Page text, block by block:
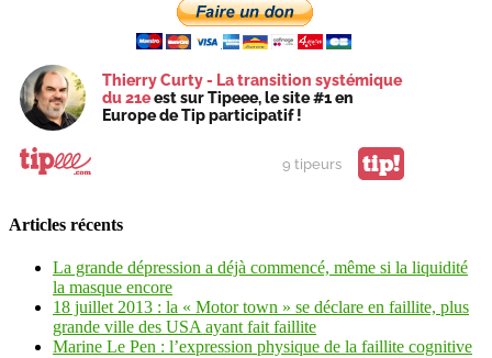
Thierry Curty - La transition systémique
du 21eest sur Tipeee, le site #1 en
Europe de Tip participatif !
9 tipeurs tip!
Articles récents
La grande dépression a déjà commencé, même si la liquidité
la masque encore
18 juillet 2013 : la « Motor town » se déclare en faillite, plus
grande ville des USA ayant fait faillite
Marine Le Pen : l’expression physique de la faillite cognitive